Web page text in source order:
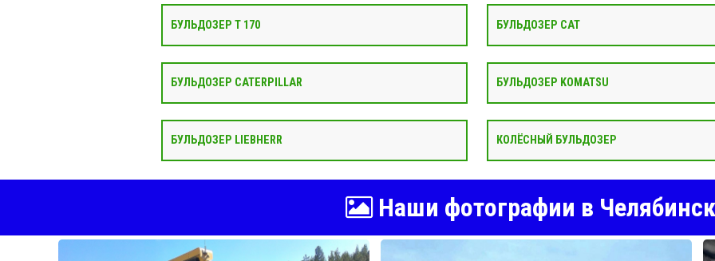
БУЛЬДОЗЕР Т 170 БУЛЬДОЗЕР CAT
БУЛЬДОЗЕР CATERPILLAR БУЛЬДОЗЕР KOMATSU
БУЛЬДОЗЕР LIEBHERR КОЛЁСНЫЙ БУЛЬДОЗЕР
Наши фотографии в